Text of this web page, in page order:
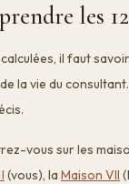
les
il faut
la vie du
vous sur les
(vous), la Maison VII